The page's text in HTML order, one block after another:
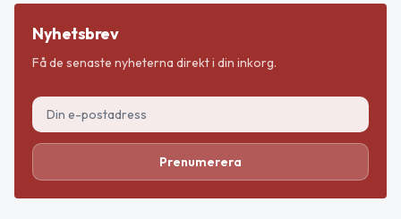
Nyhetsbrev
Få de senaste nyheterna direkt i din inkorg.
Prenumerera